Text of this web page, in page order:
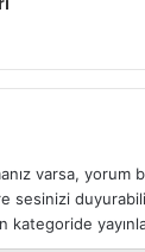
varsa,
sesinizi